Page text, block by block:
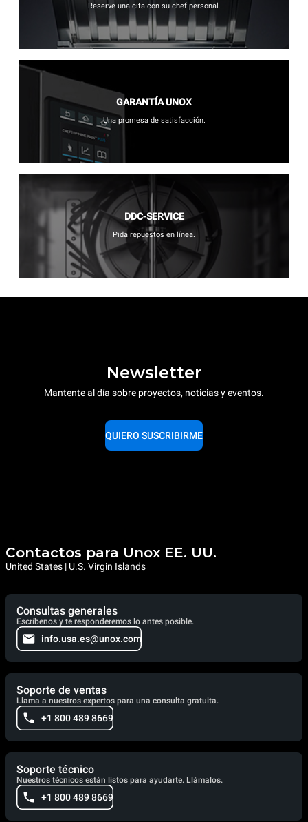
Reserve una cita con su chef personal.
GARANTÍA UNOX
Una promesa de satisfacción.
DDC-SERVICE
Pida repuestos en línea.
Newsletter
Mantente al día sobre proyectos, noticias y eventos.
QUIERO SUSCRIBIRME
Contactos para Unox EE. UU.
United States | U.S. Virgin Islands
Consultas generales
Escríbenos y te responderemos lo antes posible.
info.usa.es@unox.com
Soporte de ventas
Llama a nuestros expertos para una consulta gratuita.
+1 800 489 8669
Soporte técnico
Nuestros técnicos están listos para ayudarte. Llámalos.
+1 800 489 8669